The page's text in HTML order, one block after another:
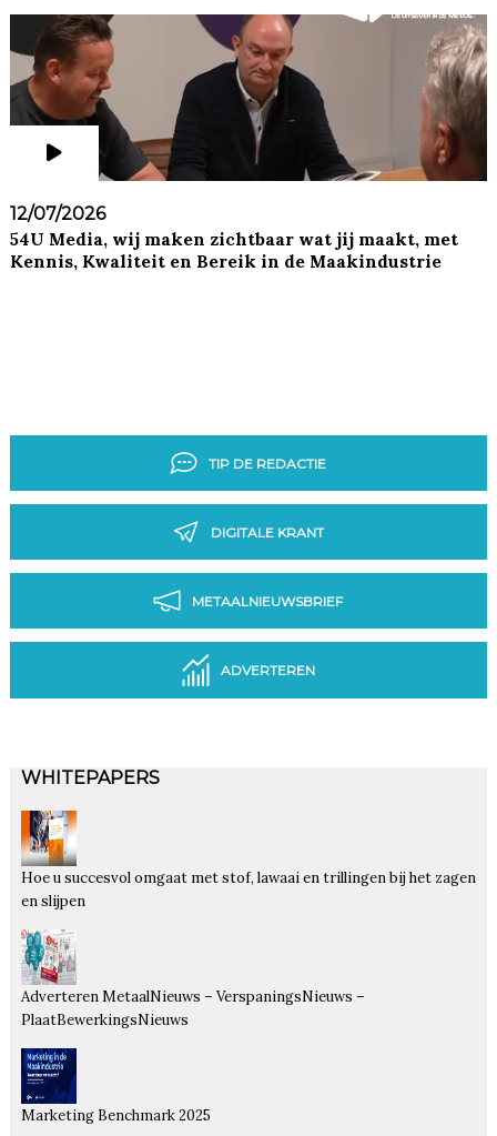
12/07/2026
54U Media, wij maken zichtbaar wat jij maakt, met
Kennis, Kwaliteit en Bereik in de Maakindustrie
TIP DE REDACTIE
DIGITALE KRANT
METAALNIEUWSBRIEF
ADVERTEREN
WHITEPAPERS
Hoe u succesvol omgaat met stof, lawaai en trillingen bij het zagen
en slijpen
Adverteren MetaalNieuws – VerspaningsNieuws –
PlaatBewerkingsNieuws
Marketing Benchmark 2025